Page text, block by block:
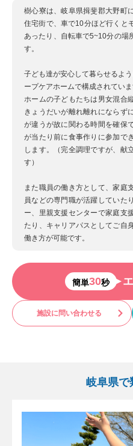
樹心寮は、岐阜県揖斐郡大野町
住宅街で、車で10分ほど行くと
あったり、自転車で5~10分の場
す。
子ども達が安心して暮らせるよ
ープケアホームで構成されていま
ホームの子どもたちは男女混合
きょうだいが離れ離れにならず
が違うが故に関わる時間を確保
が当たり前に食事作りに参加で
します。（完全調理ですが、献
す）
また職員の働き方として、家庭
員などの専門職が活躍していた
ー、里親支援センターで家庭支
たり、キャリアパスとしてご自
働き方が可能です。
簡単30秒
施設に問い合わせる
岐阜県で